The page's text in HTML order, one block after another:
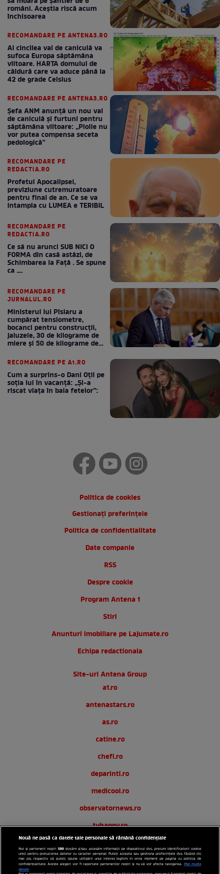
români. Aceștia riscă acum
închisoarea
RECOMANDARE PE ANTENA3.RO
Al cincilea val de caniculă va
sufoca Europa săptămâna
viitoare. HARTA domului de
căldură care va aduce până la
42 de grade Celsius
RECOMANDARE PE ANTENA3.RO
Șefa ANM anunță un nou val
de caniculă și furtuni pentru
săptămâna viitoare: „Ploile nu
vor putea compensa seceta
pedologică”
RECOMANDARE PE
REDACTIA.RO
Profetul Apocalipsei,
previziune cutremuratoare
pentru final de an. Ce se va
intampla cu LUMEA e TERIBIL
RECOMANDARE PE
REDACTIA.RO
Ce să nu arunci SUB NICI O
FORMA din casă astăzi, de
Schimbarea la Față . Se spune
ca ....
RECOMANDARE PE
JURNALUL.RO
Ministerul lui Pîslaru a
cumpărat tensiometre,
bocanci pentru construcții,
jaluzele, 30 de kilograme de
miere și 50 de kilograme de
RECOMANDARE PE A1.RO
Cum a surprins-o Dani Oțil pe
soția lui în vacanță: „Și-a
riscat viața în baia fetelor”:
Politica de cookies
Gestionați preferințele
Politica de confidentialitate
Date companie
RSS
Despre cookie
Program Antena 1
Stiri
Anunturi imobiliare pe Lajumate.ro
Echipa redactionala
Site-uri Antena Group
a1.ro
antenastars.ro
as.ro
catine.ro
chefi.ro
deparinti.ro
medicool.ro
observatornews.ro
tvhappy.ro
useit.ro
zutv.ro
Nouă ne pasă ca datele tale personale să rămână confidențiale
Noi și partenerii noștri589 stocăm și/sau accesăm informații pe dispozitivul dvs., precum identificatorii cookie
unici pentru prelucrarea datelor cu caracter personal. Puteți accepta sau gestiona preferințele dvs. făcând clic
mai jos, respectiv vă puteți opune utilizării unui interes legitim în orice moment pe pagina cu politica de
confidențialitate. Aceste alegeri vor fi raportate partenerilor noștri și nu vă vor afecta navigarea. Mai multe
detalii